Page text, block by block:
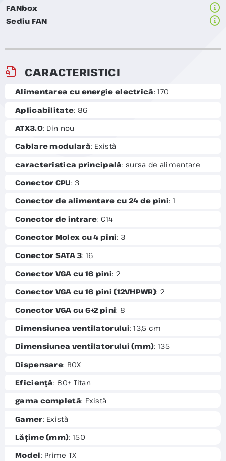
FANbox
Sediu FAN
CARACTERISTICI
Alimentarea cu energie electrică: 170
Aplicabilitate: 86
ATX3.0: Din nou
Cablare modulară: Există
caracteristica principală: sursa de alimentare
Conector CPU: 3
Conector de alimentare cu 24 de pini: 1
Conector de intrare: C14
Conector Molex cu 4 pini: 3
Conector SATA 3: 16
Conector VGA cu 16 pini: 2
Conector VGA cu 16 pini (12VHPWR): 2
Conector VGA cu 6+2 pini: 8
Dimensiunea ventilatorului: 13,5 cm
Dimensiunea ventilatorului (mm): 135
Dispensare: BOX
Eficiență: 80+ Titan
gama completă: Există
Gamer: Există
Lățime (mm): 150
Model: Prime TX